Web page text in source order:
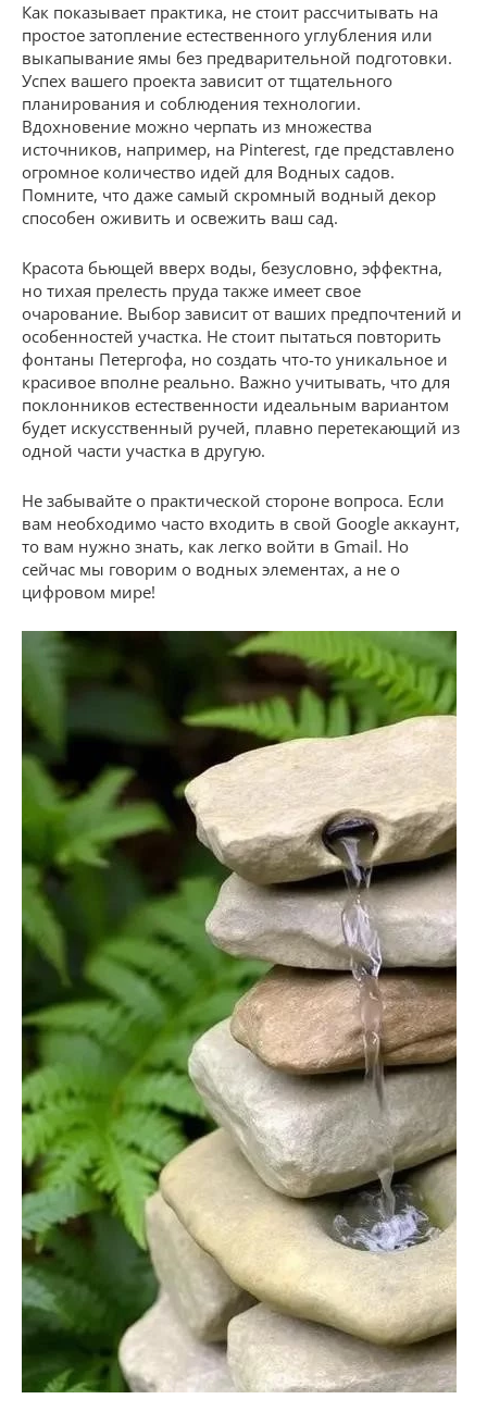
Как показывает практика, не стоит рассчитывать на
простое затопление естественного углубления или
выкапывание ямы без предварительной подготовки.
Успех вашего проекта зависит от тщательного
планирования и соблюдения технологии.
Вдохновение можно черпать из множества
источников, например, на Pinterest, где представлено
огромное количество идей для Водных садов.
Помните, что даже самый скромный водный декор
способен оживить и освежить ваш сад.
Красота бьющей вверх воды, безусловно, эффектна,
но тихая прелесть пруда также имеет свое
очарование. Выбор зависит от ваших предпочтений и
особенностей участка. Не стоит пытаться повторить
фонтаны Петергофа, но создать что-то уникальное и
красивое вполне реально. Важно учитывать, что для
поклонников естественности идеальным вариантом
будет искусственный ручей, плавно перетекающий из
одной части участка в другую.
Не забывайте о практической стороне вопроса. Если
вам необходимо часто входить в свой Google аккаунт,
то вам нужно знать, как легко войти в Gmail. Но
сейчас мы говорим о водных элементах, а не о
цифровом мире!